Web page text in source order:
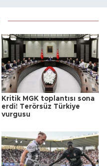
Kritik MGK toplantısı sona
erdi! Terörsüz Türkiye
vurgusu